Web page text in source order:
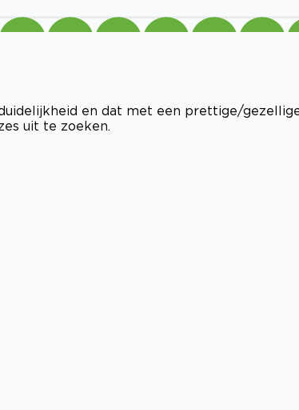
en dat met een prettige/
uit te zoeken.